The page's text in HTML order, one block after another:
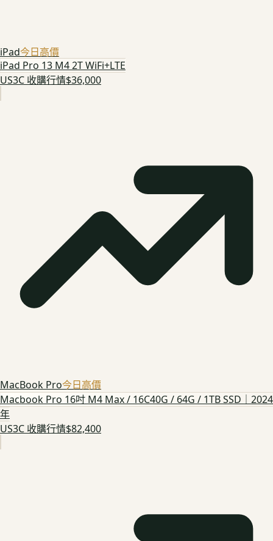
iPad今日高價
iPad Pro 13 M4 2T WiFi+LTE
US3C 收購行情$36,000
MacBook Pro今日高價
Macbook Pro 16吋 M4 Max / 16C40G / 64G / 1TB SSD｜2024
年
US3C 收購行情$82,400